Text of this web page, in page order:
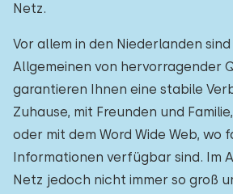
Netz.
Vor allem in den Niederlanden sind
Allgemeinen von hervorragender
garantieren Ihnen eine stabile
Zuhause, mit Freunden und
oder mit dem Word Wide Web, wo
Informationen verfügbar sind. Im
Netz jedoch nicht immer so groß